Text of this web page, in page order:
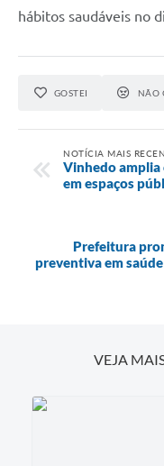
hábitos saudáveis no
GOSTEI NÃO
NOTÍCIA MAIS
Vinhedo amplia
em espaços
Prefeitura
preventiva em
VEJA